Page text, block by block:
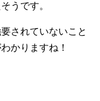
うです。
されていないこと
かりますね！